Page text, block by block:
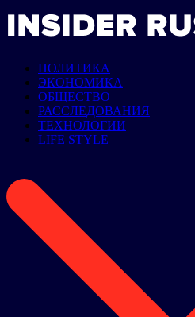
ПОЛИТИКА
ЭКОНОМИКА
ОБЩЕСТВО
РАССЛЕДОВАНИЯ
ТЕХНОЛОГИИ
LIFE STYLE